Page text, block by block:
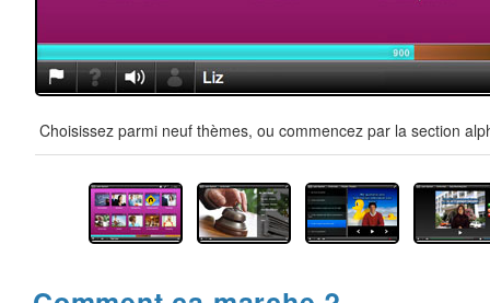
Choisissez parmi neuf thèmes, ou commencez par la section